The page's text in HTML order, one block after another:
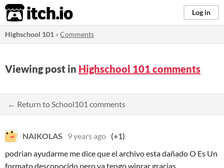
itch.io Log in
Highschool 101 »Comments
Viewing post in Highschool 101 comments
← Return to School101 comments
NAIKOLAS 9 years ago (+1)
podrian ayudarme me dice que el archivo esta dañado O Es Un
formato desconocido pero ya tengo winrar gracias